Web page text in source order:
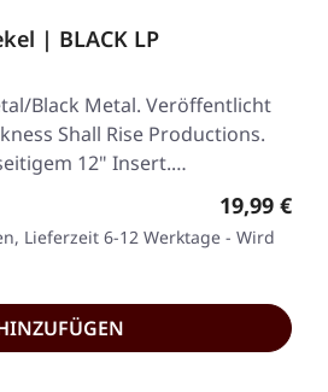
| BLACK LP
Black Metal. Veröffentlicht
Shall Rise Productions.
12" Insert.…
Regulärer
19,99 €
Lieferzeit 6-12 Werktage - Wird